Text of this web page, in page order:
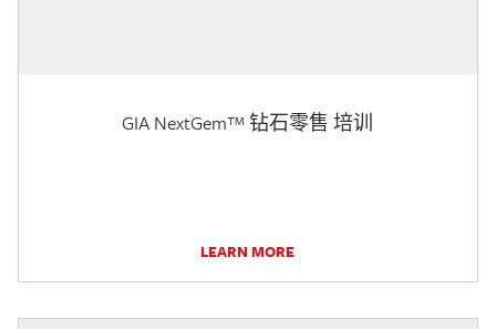
GIA NextGem™ 钻石零售 培训
LEARN MORE